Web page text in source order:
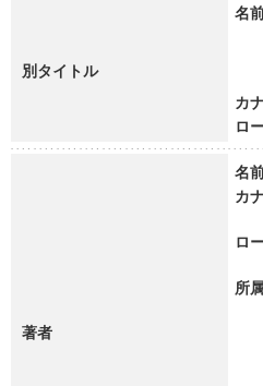
別タイトル
名
カ
ロ
著者
名
カ
ロ
所